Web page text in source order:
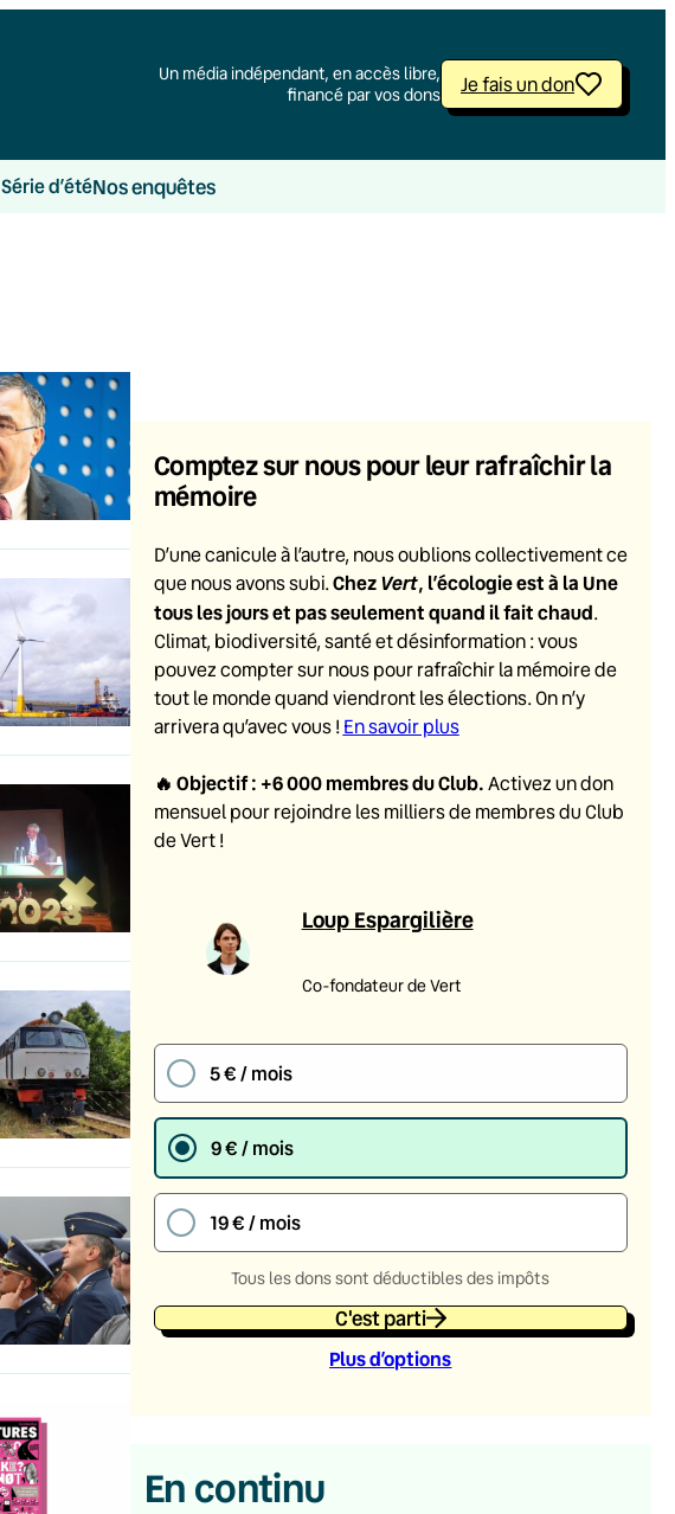
Un média indépendant, en accès libre,
financé par vos dons
Je fais un don
Série d’étéNos enquêtes
Comptez sur nous pour leur rafraîchir la
mémoire
D’une canicule à l’autre, nous oublions collectivement ce
que nous avons subi. ChezVert, l’écologie est à la Une
tous les jours et pas seulement quand il fait chaud.
Climat, biodiversité, santé et désinformation : vous
pouvez compter sur nous pour rafraîchir la mémoire de
tout le monde quand viendront les élections. On n’y
arrivera qu’avec vous ! En savoir plus
🔥 Objectif : +6 000 membres du Club. Activez un don
mensuel pour rejoindre les milliers de membres du Club
de Vert !
Loup Espargilière
Co-fondateur de Vert
5 € / mois
9 € / mois
19 € / mois
Tous les dons sont déductibles des impôts
C'est parti
Plus d’options
En continu